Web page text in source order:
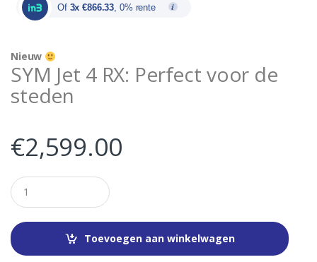
Of 3x €866.33, 0% rente
Nieuw
SYM Jet 4 RX: Perfect voor de
steden
€2,599.00
Q
u
a
t
i
Toevoegen aan winkelwagen